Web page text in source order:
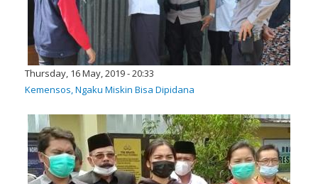
Thursday, 16 May, 2019 - 20:33
Kemensos, Ngaku Miskin Bisa Dipidana